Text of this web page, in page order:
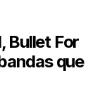
Bullet For
que